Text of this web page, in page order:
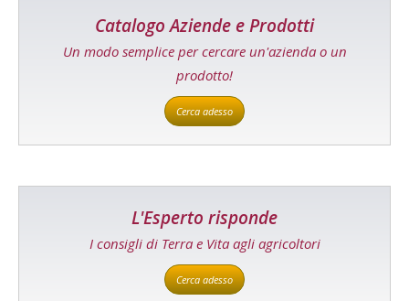
Catalogo Aziende e Prodotti
Un modo semplice per cercare un'azienda o un
prodotto!
Cerca adesso
L'Esperto risponde
I consigli di Terra e Vita agli agricoltori
Cerca adesso